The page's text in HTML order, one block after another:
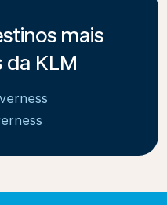
mais
da KLM